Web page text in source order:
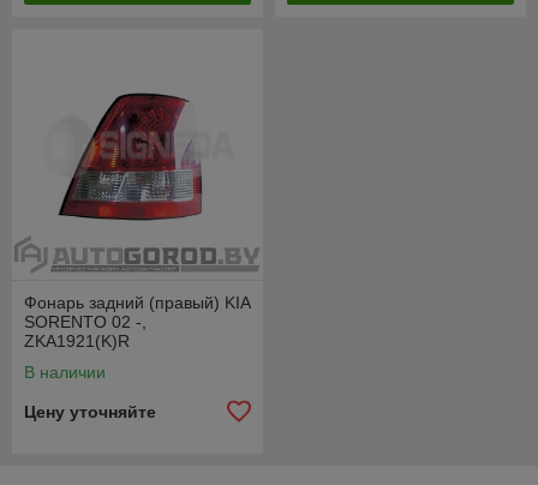
Фонарь задний (правый) KIA
SORENTO 02 -,
ZKA1921(K)R
В наличии
Цену уточняйте